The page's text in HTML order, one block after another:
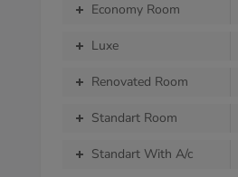
Economy Room
Luxe
Renovated Room
Standart Room
Standart With A/c